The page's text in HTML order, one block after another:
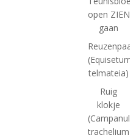
open ZIEN
gaan
(Equisetum
telmateia)
Ruig
klokje
(Campanula
trachelium)